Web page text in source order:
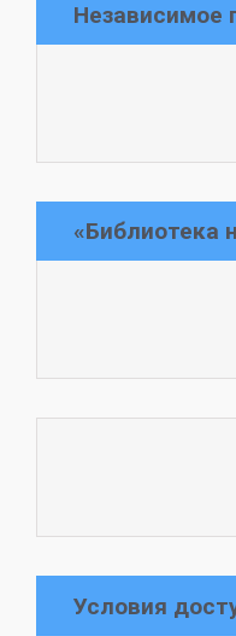
Независимое
«Библиотека
Условия